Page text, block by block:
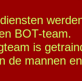
BOT-team.
is
de mannen